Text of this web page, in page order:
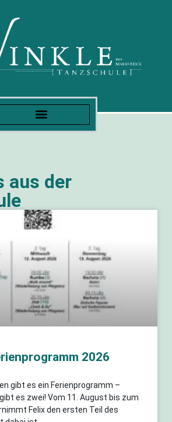
aus der
2026
gibt es ein Ferienprogramm –
es zwei! Vom 11. August bis zum
Felix den ersten Teil des